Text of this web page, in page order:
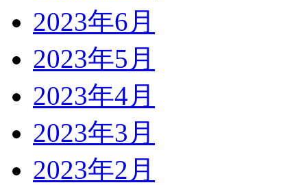
2023年6月
2023年5月
2023年4月
2023年3月
2023年2月